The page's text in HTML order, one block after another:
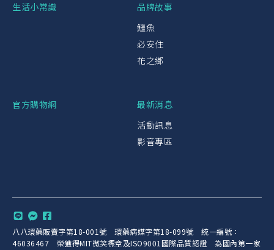
生活小常識
品牌故事
鱷魚
必安住
花之鄉
官方購物網
最新消息
活動訊息
影音專區
八八環藥販賣字第18-001號 環藥病媒字第18-099號 統一編號：
46036467 榮獲得MIT微笑標章及ISO9001國際品質認證 為國內第一家